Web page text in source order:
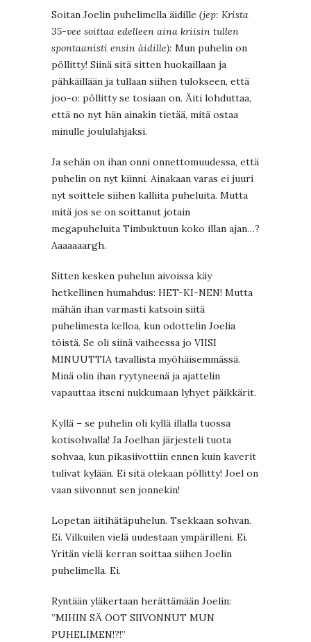
Soitan Joelin puhelimella äidille (jep: Krista
35-vee soittaa edelleen aina kriisin tullen
spontaanisti ensin äidille): Mun puhelin on
pöllitty! Siinä sitä sitten huokaillaan ja
pähkäillään ja tullaan siihen tulokseen, että
joo-o: pöllitty se tosiaan on. Äiti lohduttaa,
että no nyt hän ainakin tietää, mitä ostaa
minulle joululahjaksi.
Ja sehän on ihan onni onnettomuudessa, että
puhelin on nyt kiinni. Ainakaan varas ei juuri
nyt soittele siihen kalliita puheluita. Mutta
mitä jos se on soittanut jotain
megapuheluita Timbuktuun koko illan ajan…?
Aaaaaaargh.
Sitten kesken puhelun aivoissa käy
hetkellinen humahdus: HET-KI-NEN! Mutta
mähän ihan varmasti katsoin siitä
puhelimesta kelloa, kun odottelin Joelia
töistä. Se oli siinä vaiheessa jo VIISI
MINUUTTIA tavallista myöhäisemmässä.
Minä olin ihan ryytyneenä ja ajattelin
vapauttaa itseni nukkumaan lyhyet päikkärit.
Kyllä – se puhelin oli kyllä illalla tuossa
kotisohvalla! Ja Joelhan järjesteli tuota
sohvaa, kun pikasiivottiin ennen kuin kaverit
tulivat kylään. Ei sitä olekaan pöllitty! Joel on
vaan siivonnut sen jonnekin!
Lopetan äitihätäpuhelun. Tsekkaan sohvan.
Ei. Vilkuilen vielä uudestaan ympärilleni. Ei.
Yritän vielä kerran soittaa siihen Joelin
puhelimella. Ei.
Ryntään yläkertaan herättämään Joelin:
”MIHIN SÄ OOT SIIVONNUT MUN
PUHELIMEN!?!”